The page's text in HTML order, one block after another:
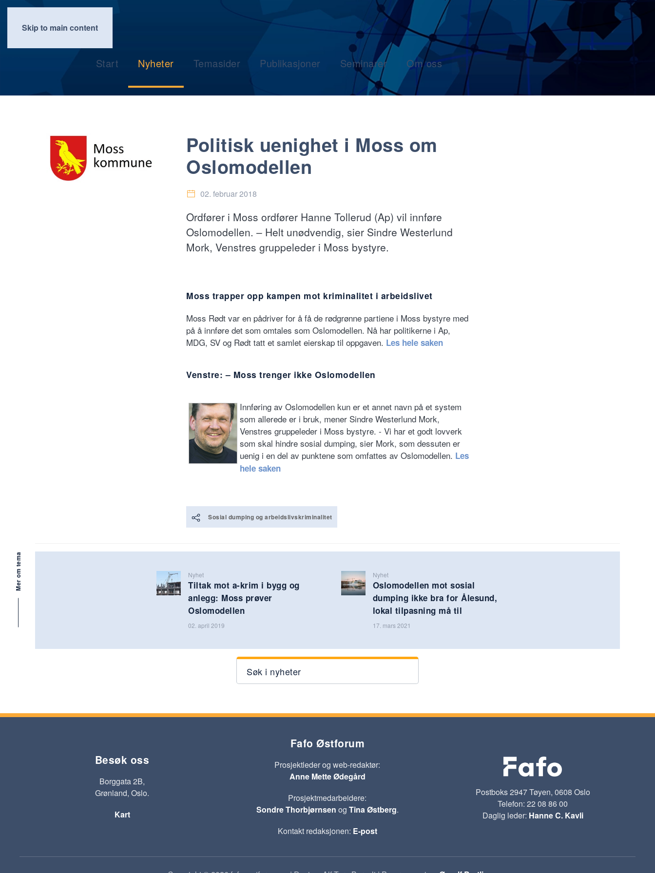
Skip to main content
Start Nyheter Temasider Publikasjoner Seminarer Om oss
Politisk uenighet i Moss om
Oslomodellen
02. februar 2018
Ordfører i Moss ordfører Hanne Tollerud (Ap) vil innføre
Oslomodellen. – Helt unødvendig, sier Sindre Westerlund
Mork, Venstres gruppeleder i Moss bystyre.
Moss trapper opp kampen mot kriminalitet i arbeidslivet
Moss Rødt var en pådriver for å få de rødgrønne partiene i Moss bystyre med
på å innføre det som omtales som Oslomodellen. Nå har politikerne i Ap,
MDG, SV og Rødt tatt et samlet eierskap til oppgaven. Les hele saken
Venstre: – Moss trenger ikke Oslomodellen
Innføring av Oslomodellen kun er et annet navn på et system
som allerede er i bruk, mener Sindre Westerlund Mork,
Venstres gruppeleder i Moss bystyre. - Vi har et godt lovverk
som skal hindre sosial dumping, sier Mork, som dessuten er
uenig i en del av punktene som omfattes av Oslomodellen. Les
hele saken
Sosial dumping og arbeidslivskriminalitet
Nyhet
Tiltak mot a-krim i bygg og
anlegg: Moss prøver
Oslomodellen
02. april 2019
Nyhet
Oslomodellen mot sosial
dumping ikke bra for Ålesund,
lokal tilpasning må til
17. mars 2021
Mer om tema
Søk i nyheter
Besøk oss
Borggata 2B,
Grønland, Oslo.
Kart
Fafo Østforum
Prosjektleder og web-redaktør:
Anne Mette Ødegård
Prosjektmedarbeidere:
Sondre Thorbjørnsen og Tina Østberg.
Kontakt redaksjonen: E-post
Postboks 2947 Tøyen, 0608 Oslo
Telefon: 22 08 86 00
Daglig leder: Hanne C. Kavli